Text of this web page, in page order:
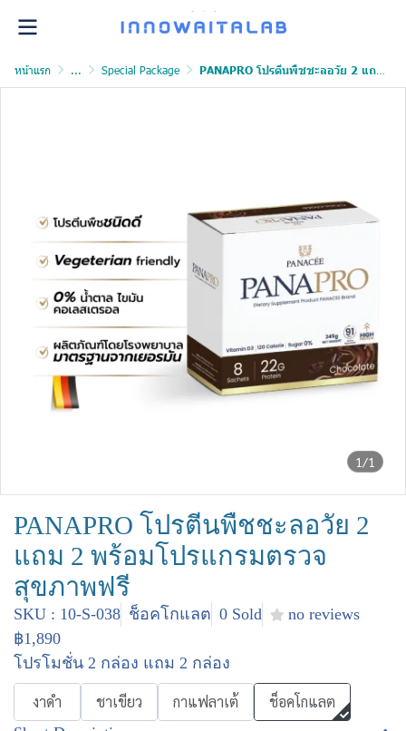
หน้าแรก ... Special Package PANAPRO โปรตีนพืชชะลอวัย 2 แถม 2 พร้อมโปรแกรมตรวจสุขภาพฟรี
1/1
PANAPRO โปรตีนพืชชะลอวัย 2
แถม 2 พร้อมโปรแกรมตรวจ
สุขภาพฟรี
SKU : 10-S-038 ช็อคโกแลต 0 Sold
no reviews
฿1,890
โปรโมชั่น 2 กล่อง แถม 2 กล่อง
งาดำ ชาเขียว กาแฟลาเต้ ช็อคโกแลต